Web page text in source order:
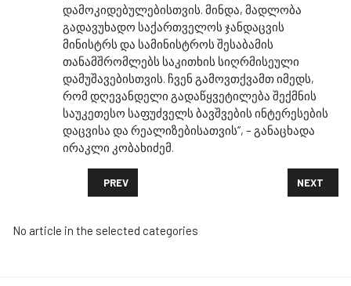
დამოკიდებულებისთვის. მინდა, მადლობა
გადავუხადო საქართველოს ჯანდაცვის
მინისტრს და სამინისტროს შესაბამის
თანამშრომლებს საკითხის სიღრმისეული
დამუშავებისთვის. ჩვენ გამოვთქვამთ იმედს,
რომ დღევანდელი გადაწყვეტილება შექმნის
საუკეთესო საფუძველს ბავშვების ინტერესების
დაცვისა და რეალიზებისათვის“, – განაცხადა
ირაკლი კობახიძემ.
PREVIOUS ARTICLE: 11 ᲘᲕᲜᲘᲡᲡ ᲑᲠᲘᲣᲡᲔᲚᲨᲘ
PREV NEXT
NEXT
No article in the selected categories